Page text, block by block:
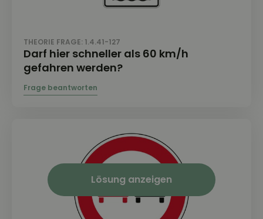
Lösung anzeigen
THEORIE FRAGE: 1.4.41-127
Darf hier schneller als 60 km/h
gefahren werden?